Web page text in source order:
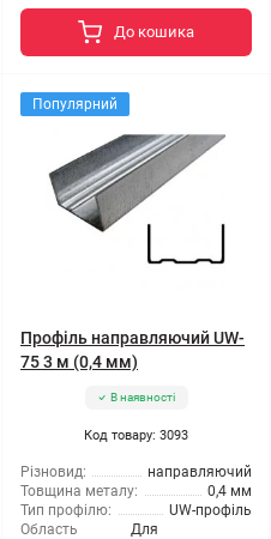
До кошика
Популярний
Профіль направляючий UW-
75 3 м (0,4 мм)
В наявності
Код товару: 3093
Різновид:
направляючий
Товщина металу:
0,4 мм
Тип профілю:
UW-профіль
Область
Для